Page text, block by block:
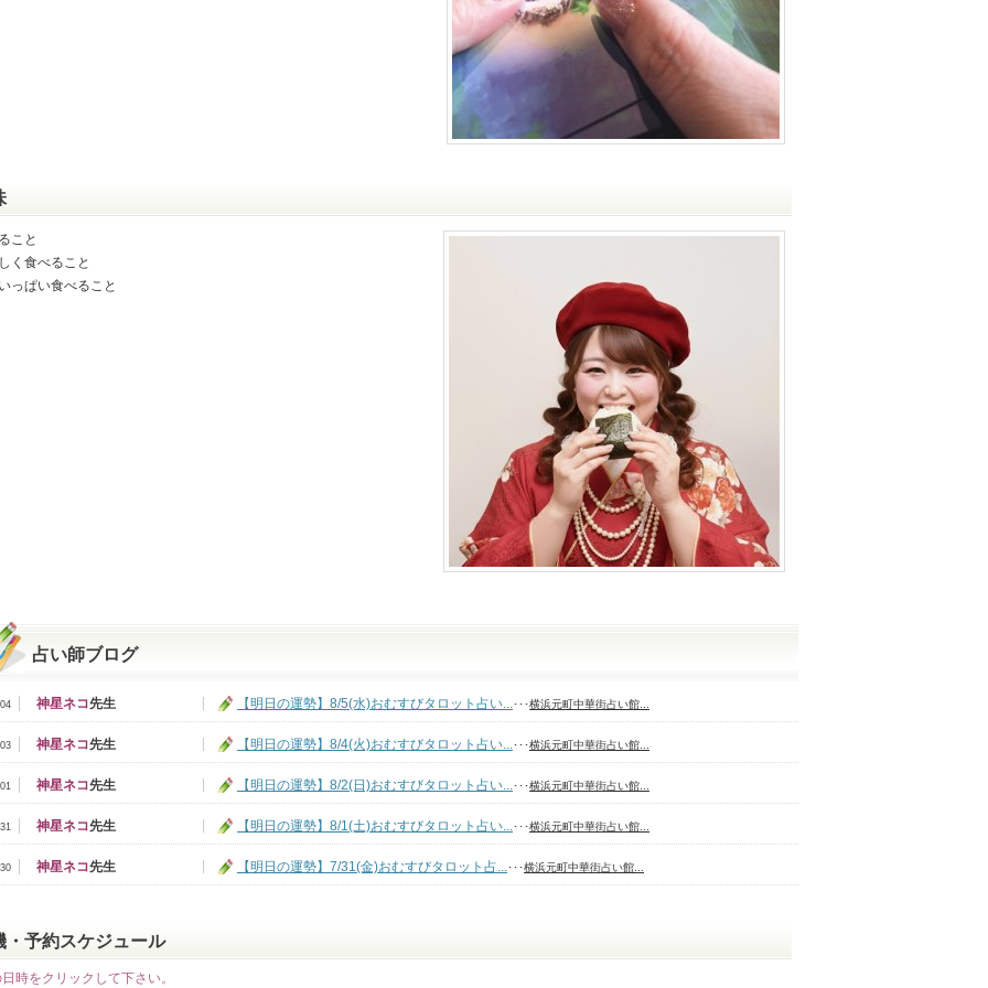
こと
く食べること
っぱい食べること
占い師ブログ
神星ネコ先生 【明日の運勢】8/5(水)おむすびタロット占い...･･･横浜元町中華街占い館...
神星ネコ先生 【明日の運勢】8/4(火)おむすびタロット占い...･･･横浜元町中華街占い館...
神星ネコ先生 【明日の運勢】8/2(日)おむすびタロット占い...･･･横浜元町中華街占い館...
神星ネコ先生 【明日の運勢】8/1(土)おむすびタロット占い...･･･横浜元町中華街占い館...
神星ネコ先生 【明日の運勢】7/31(金)おむすびタロット占...･･･横浜元町中華街占い館...
・予約スケジュール
時をクリックして下さい。